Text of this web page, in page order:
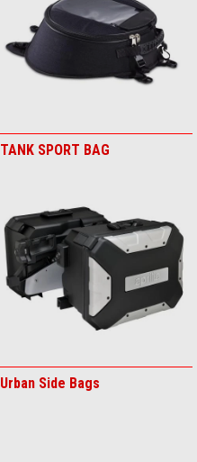
TANK SPORT BAG
Urban Side Bags